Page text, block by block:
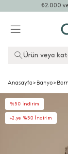
₺2.000 ve
Ürün veya
Anasayfa>Banyo>
%50 İndirim
+2.ye %50 İndirim